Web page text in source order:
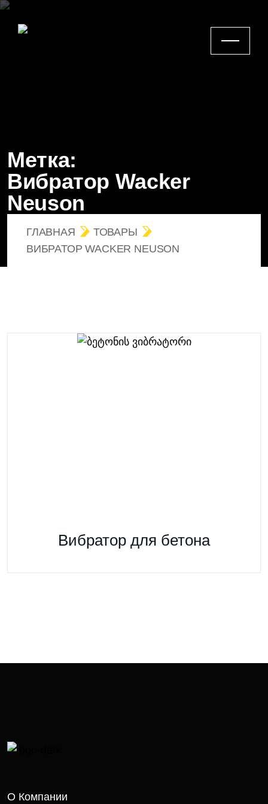
Метка:
Вибратор Wacker
Neuson
ГЛАВНАЯ
ТОВАРЫ
ВИБРАТОР WACKER NEUSON
Вибратор для бетона
О Компании